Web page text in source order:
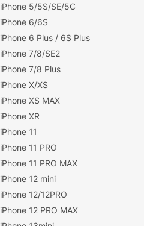
iPhone 5/5S/SE/5C
iPhone 6/6S
iPhone 6 Plus / 6S Plus
iPhone 7/8/SE2
iPhone 7/8 Plus
iPhone X/XS
iPhone XS MAX
iPhone XR
iPhone 11
iPhone 11 PRO
iPhone 11 PRO MAX
iPhone 12 mini
iPhone 12/12PRO
iPhone 12 PRO MAX